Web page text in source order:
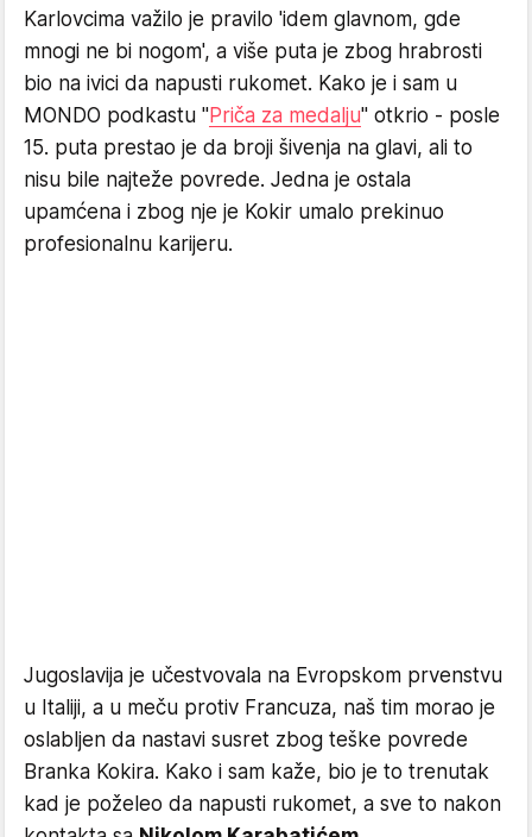
Karlovcima važilo je pravilo 'idem glavnom, gde
mnogi ne bi nogom', a više puta je zbog hrabrosti
bio na ivici da napusti rukomet. Kako je i sam u
MONDO podkastu "Priča za medalju" otkrio - posle
15. puta prestao je da broji šivenja na glavi, ali to
nisu bile najteže povrede. Jedna je ostala
upamćena i zbog nje je Kokir umalo prekinuo
profesionalnu karijeru.
Jugoslavija je učestvovala na Evropskom prvenstvu
u Italiji, a u meču protiv Francuza, naš tim morao je
oslabljen da nastavi susret zbog teške povrede
Branka Kokira. Kako i sam kaže, bio je to trenutak
kad je poželeo da napusti rukomet, a sve to nakon